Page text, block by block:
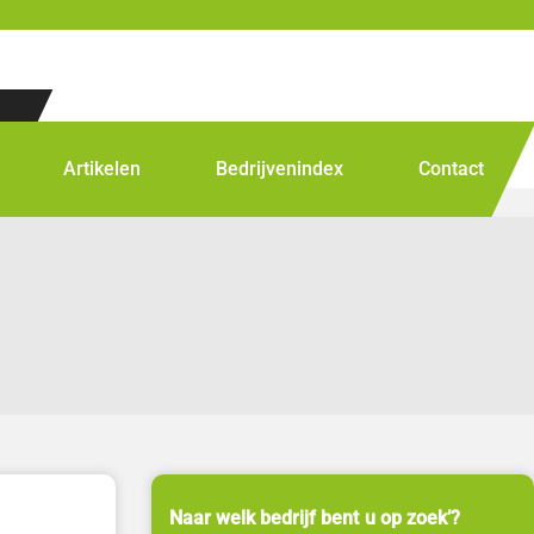
Artikelen Bedrijvenindex Contact
Naar welk bedrijf bent u op zoek’?